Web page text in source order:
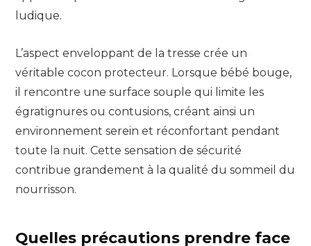
ludique.
L’aspect enveloppant de la tresse crée un
véritable cocon protecteur. Lorsque bébé bouge,
il rencontre une surface souple qui limite les
égratignures ou contusions, créant ainsi un
environnement serein et réconfortant pendant
toute la nuit. Cette sensation de sécurité
contribue grandement à la qualité du sommeil du
nourrisson.
Quelles précautions prendre face